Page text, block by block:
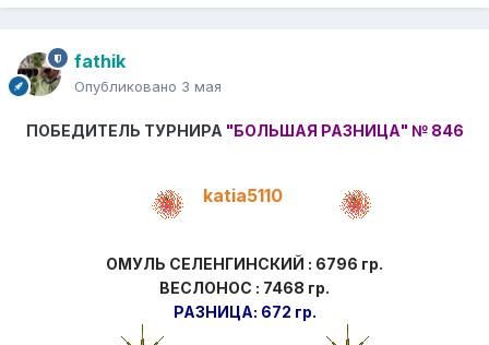
fathik
Опубликовано 3 мая
ПОБЕДИТЕЛЬ ТУРНИРА "БОЛЬШАЯ РАЗНИЦА" № 846
katia5110
ОМУЛЬ СЕЛЕНГИНСКИЙ : 6796 гр.
ВЕСЛОНОС : 7468 гр.
РАЗНИЦА: 672 гр.